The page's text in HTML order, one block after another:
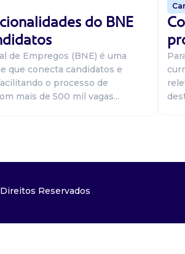
do BNE
de Empregos (BNE) é uma
que conecta candidatos e
o processo de
mais de 500 mil vagas...
Reservados